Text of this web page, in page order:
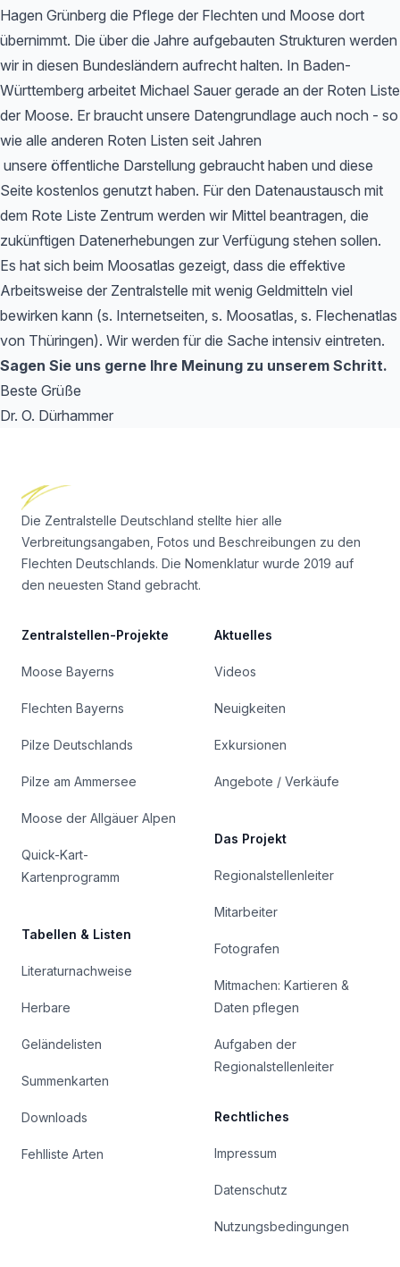
Hagen Grünberg die Pflege der Flechten und Moose dort
übernimmt. Die über die Jahre aufgebauten Strukturen werden
wir in diesen Bundesländern aufrecht halten. In Baden-
Württemberg arbeitet Michael Sauer gerade an der Roten Liste
der Moose. Er braucht unsere Datengrundlage auch noch - so
wie alle anderen Roten Listen seit Jahren
unsere öffentliche Darstellung gebraucht haben und diese
Seite kostenlos genutzt haben. Für den Datenaustausch mit
dem Rote Liste Zentrum werden wir Mittel beantragen, die
zukünftigen Datenerhebungen zur Verfügung stehen sollen.
Es hat sich beim Moosatlas gezeigt, dass die effektive
Arbeitsweise der Zentralstelle mit wenig Geldmitteln viel
bewirken kann (s. Internetseiten, s. Moosatlas, s. Flechenatlas
von Thüringen). Wir werden für die Sache intensiv eintreten.
Sagen Sie uns gerne Ihre Meinung zu unserem Schritt.
Beste Grüße
Dr. O. Dürhammer
Die Zentralstelle Deutschland stellte hier alle
Verbreitungsangaben, Fotos und Beschreibungen zu den
Flechten Deutschlands. Die Nomenklatur wurde 2019 auf
den neuesten Stand gebracht.
Zentralstellen-Projekte
Moose Bayerns
Flechten Bayerns
Pilze Deutschlands
Pilze am Ammersee
Moose der Allgäuer Alpen
Quick-Kart-
Kartenprogramm
Tabellen & Listen
Literaturnachweise
Herbare
Geländelisten
Summenkarten
Downloads
Fehlliste Arten
Aktuelles
Videos
Neuigkeiten
Exkursionen
Angebote / Verkäufe
Das Projekt
Regionalstellenleiter
Mitarbeiter
Fotografen
Mitmachen: Kartieren &
Daten pflegen
Aufgaben der
Regionalstellenleiter
Rechtliches
Impressum
Datenschutz
Nutzungsbedingungen